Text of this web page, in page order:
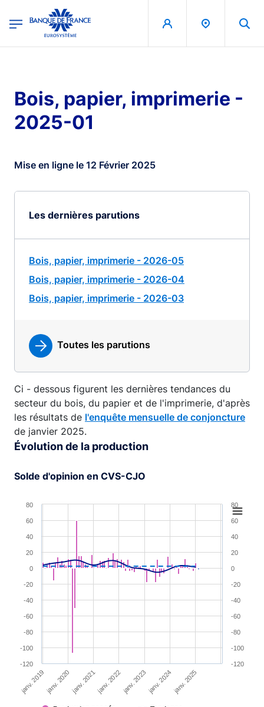
Banque de France - Menu Principal
Bois, papier, imprimerie -
2025-01
Mise en ligne le 12 Février 2025
Les dernières parutions
Bois, papier, imprimerie - 2026-05
Bois, papier, imprimerie - 2026-04
Bois, papier, imprimerie - 2026-03
Toutes les parutions
Ci - dessous figurent les dernières tendances du
secteur du bois, du papier et de l'imprimerie, d'après
les résultats de l'enquête mensuelle de conjoncture
de janvier 2025.
Évolution de la production
Solde d'opinion en CVS-CJO
Combination chart with 4 data series.
View as data table, Chart
The chart has 1 X axis displaying XAxis.
The chart has 2 Y axes displaying YAxis and YAxis 2.
janv. 2019janv. 2020 janv. 2021janv. 2022janv. 2023janv. 2024janv. 2025
-120
-100
-80
-60
-40
-20
0
20
40
60
80
-120
-100
-80
-60
-40
-20
0
20
40
60
80